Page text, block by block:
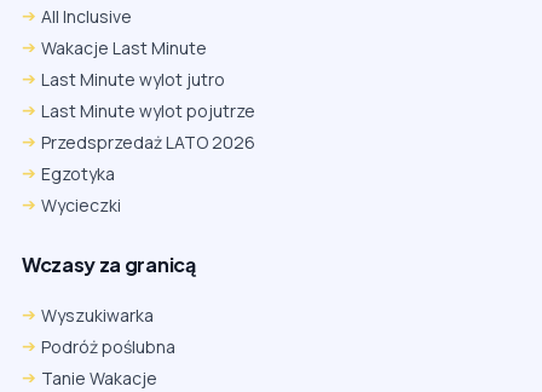
All Inclusive
Wakacje Last Minute
Last Minute wylot jutro
Last Minute wylot pojutrze
Przedsprzedaż LATO 2026
Egzotyka
Wycieczki
Wczasy za granicą
Wyszukiwarka
Podróż poślubna
Tanie Wakacje